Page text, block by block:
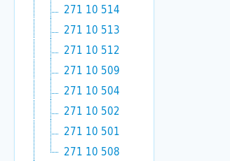
271 10 514
271 10 513
271 10 512
271 10 509
271 10 504
271 10 502
271 10 501
271 10 508